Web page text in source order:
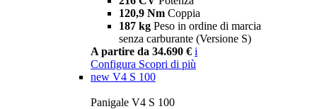
120,9 Nm Coppia
187 kg Peso in ordine di marcia
senza carburante (Versione S)
A partire da 34.690 € i
Configura Scopri di più
new V4 S 100
Panigale V4 S 100